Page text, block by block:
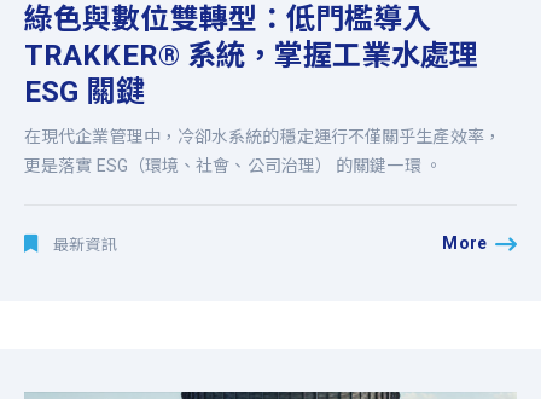
綠色與數位雙轉型：低門檻導入
TRAKKER® 系統，掌握工業水處理
ESG 關鍵
在現代企業管理中，冷卻水系統的穩定運行不僅關乎生產效率，
更是落實 ESG（環境、社會、公司治理） 的關鍵一環 。
最新資訊 More